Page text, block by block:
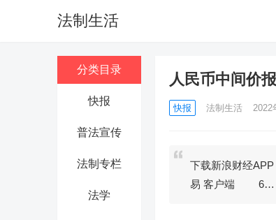
法制生活
分类目录
快报
普法宣传
法制专栏
法学
人民币中间价
快报 法制生活 2022
下载新浪财经
易 客户端 6…